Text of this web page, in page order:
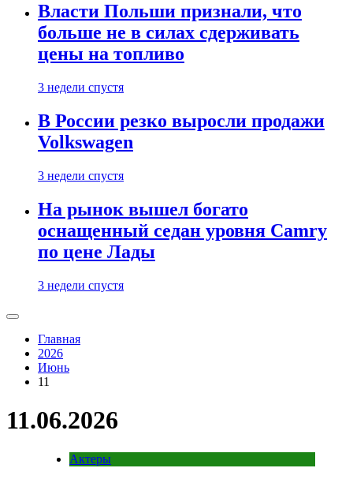
Власти Польши признали, что
больше не в силах сдерживать
цены на топливо
3 недели спустя
В России резко выросли продажи
Volkswagen
3 недели спустя
На рынок вышел богато
оснащенный седан уровня Camry
по цене Лады
3 недели спустя
Главная
2026
Июнь
11
11.06.2026
Актеры